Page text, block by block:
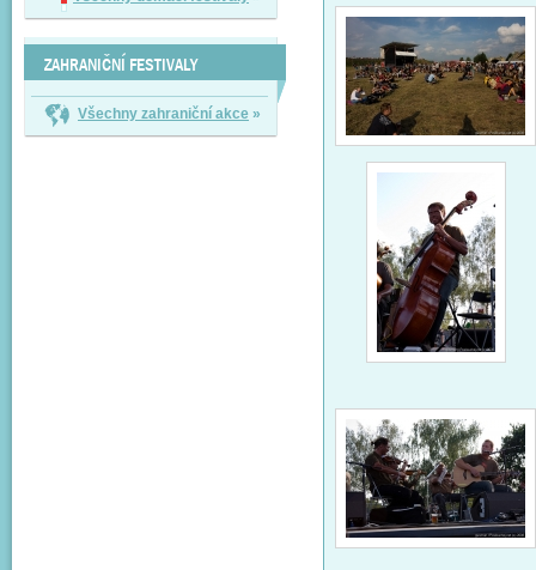
ZAHRANIČNÍ FESTIVALY
Všechny zahraniční akce »